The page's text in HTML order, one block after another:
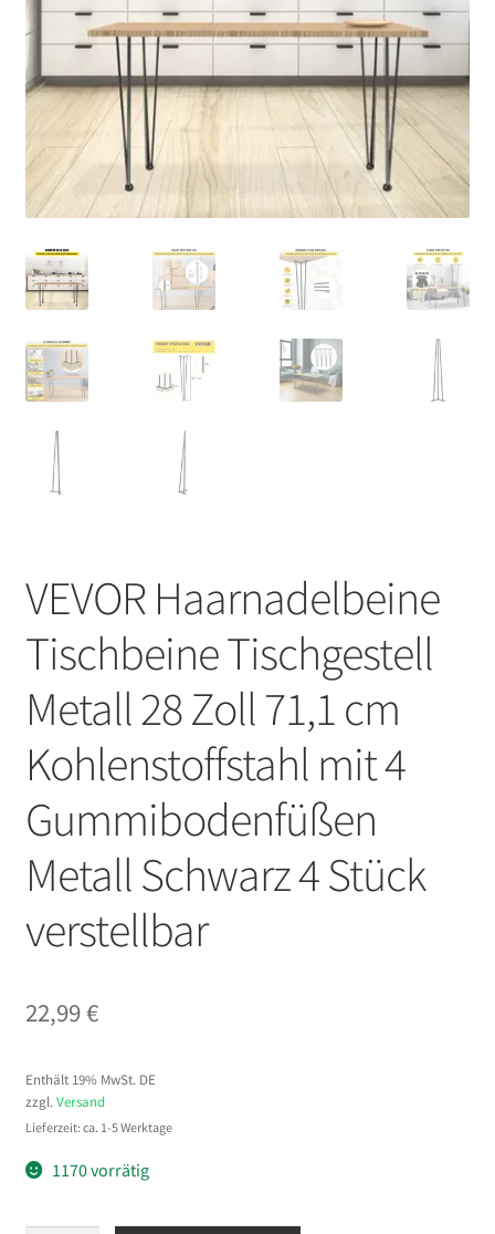
VEVOR Haarnadelbeine
Tischbeine Tischgestell
Metall 28 Zoll 71,1 cm
Kohlenstoffstahl mit 4
Gummibodenfüßen
Metall Schwarz 4 Stück
verstellbar
22,99€
Enthält 19% MwSt. DE
zzgl. Versand
Lieferzeit: ca. 1-5 Werktage
1170 vorrätig